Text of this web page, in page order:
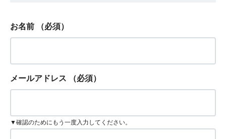
お名前 （必須）
メールアドレス （必須）
▼確認のためにもう一度入力してください。